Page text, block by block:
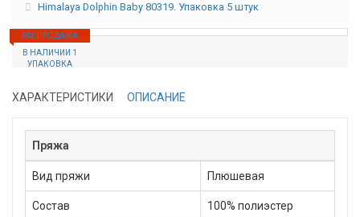
Himalaya Dolphin Baby 80319. Упаковка 5 штук
РАСПРОДАЖА
В НАЛИЧИИ 1
УПАКОВКА
ХАРАКТЕРИСТИКИ ОПИСАНИЕ
Пряжа
Вид пряжи Плюшевая
Состав 100% полиэстер